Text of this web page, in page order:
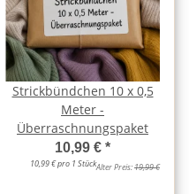
Strickbündchen 10 x 0,5
Meter -
Überraschnungspaket
10,99 € *
10,99 € pro 1 StückAlter Preis:19,99 €